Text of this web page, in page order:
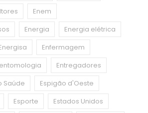
Enem
Energia
Energia elétrica
Enfermagem
entomologia
Entregadores
Saúde
Espigão d'Oeste
Esporte
Estados Unidos